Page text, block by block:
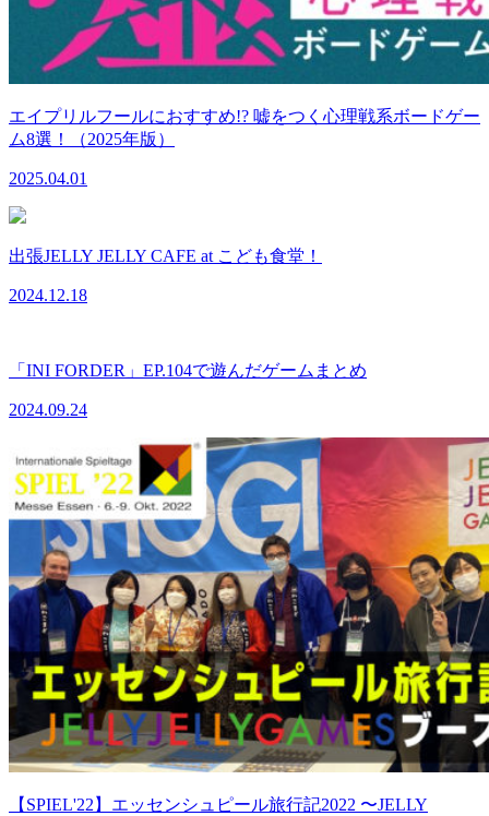
エイプリルフールにおすすめ!? 嘘をつく心理戦系ボードゲー
ム8選！（2025年版）
2025.04.01
出張JELLY JELLY CAFE at こども食堂！
2024.12.18
「INI FORDER」EP.104で遊んだゲームまとめ
2024.09.24
【SPIEL'22】エッセンシュピール旅行記2022 〜JELLY